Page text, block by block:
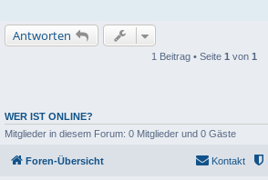
g
Antworten
1 Beitrag • Seite 1 von 1
WER IST ONLINE?
Mitglieder in diesem Forum: 0 Mitglieder und 0 Gäste
Foren-Übersicht Kontakt